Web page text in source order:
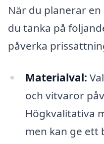
När du planerar
du tänka på
påverka
Materialval:
och vitvaror
Högkvalitativa
men kan ge